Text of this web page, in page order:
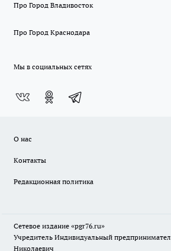
Про Город Владивосток
Про Город Краснодара
Мы в социальных сетях
О нас
Контакты
Редакционная политика
Сетевое издание «pgr76.ru»
Учредитель Индивидуальный
Николаевич